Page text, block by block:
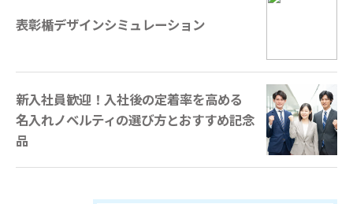
表彰楯デザインシミュレーション
新入社員歓迎！入社後の定着率を高める
名入れノベルティの選び方とおすすめ記念
品